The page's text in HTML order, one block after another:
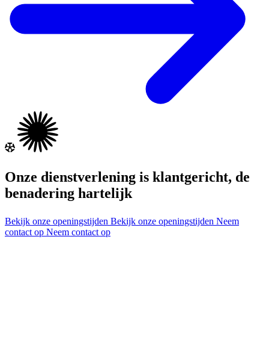
Onze dienstverlening is klantgericht, de
benadering hartelijk
Bekijk onze openingstijden Bekijk onze openingstijden Neem
contact op Neem contact op